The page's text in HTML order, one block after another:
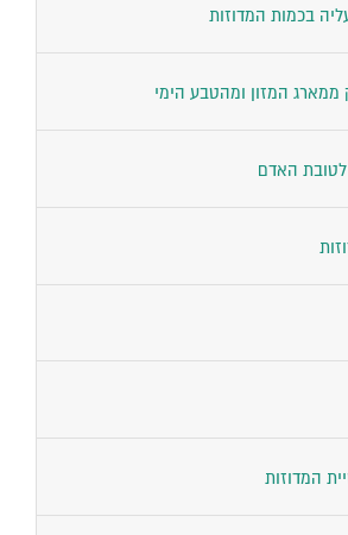
בכמות המדוזות
ממארג המזון ומהטבע הימי
לטובת האדם
המדוזות